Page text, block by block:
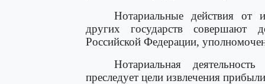
Нотариальные действия от
других государств совершают
Российской Федерации,
Нотариальная
преследует цели извлечения